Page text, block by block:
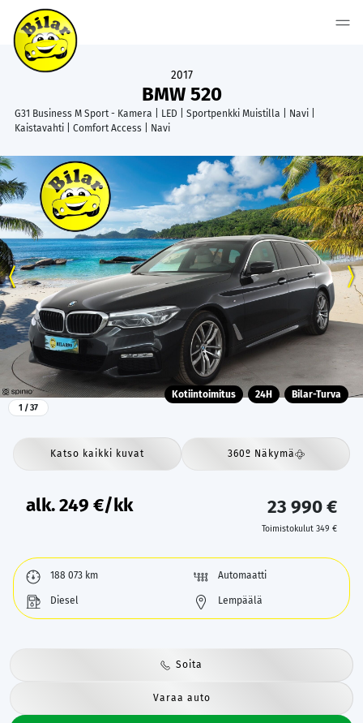
BMW 520
2017
G31 Business M Sport - Kamera | LED | Sportpenkki Muistilla | Navi |
Kaistavahti | Comfort Access | Navi
1 / 37
Kotiintoimitus 24H Bilar-Turva
Katso kaikki kuvat 360º Näkymä
alk.249 €/kk 23 990 €
Toimistokulut 349 €
188 073 km Automaatti
Diesel Lempäälä
Soita
Varaa auto